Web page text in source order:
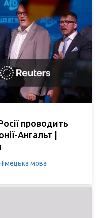
проводить
Ангальт |
мова